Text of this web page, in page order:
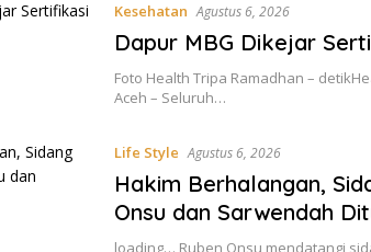
Kesehatan Agustus 6, 2026
Dapur MBG Dikejar
Foto Health Tripa Ramadhan –
Aceh – Seluruh…
Life Style Agustus 6, 2026
Hakim Berhalangan,
Onsu dan Sarwendah
loading… Ruben Onsu mendatangi